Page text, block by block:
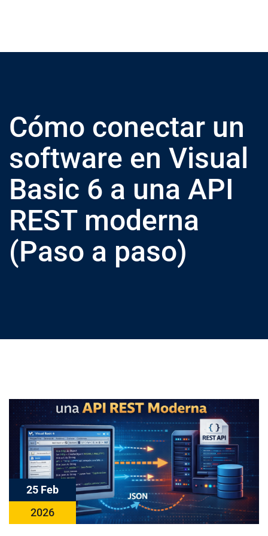
Cómo conectar un
software en Visual
Basic 6 a una API
REST moderna
(Paso a paso)
25 Feb
2026